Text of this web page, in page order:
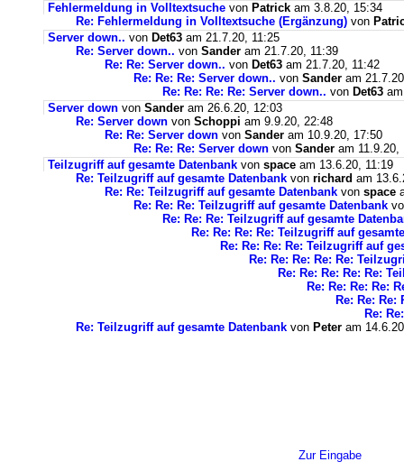
Fehlermeldung in Volltextsuche von Patrick am 3.8.20, 15:34
Re: Fehlermeldung in Volltextsuche (Ergänzung) von
Server down.. von Det63 am 21.7.20, 11:25
Re: Server down.. von Sander am 21.7.20, 11:39
Re: Re: Server down.. von Det63 am 21.7.20, 11:42
Re: Re: Re: Server down.. von Sander am
Re: Re: Re: Re: Server down.. von Det63
Server down von Sander am 26.6.20, 12:03
Re: Server down von Schoppi am 9.9.20, 22:48
Re: Re: Server down von Sander am 10.9.20, 17:50
Re: Re: Re: Server down von Sander am 11.9.20,
Teilzugriff auf gesamte Datenbank von space am 13.6.20, 11:19
Re: Teilzugriff auf gesamte Datenbank von richard am
Re: Re: Teilzugriff auf gesamte Datenbank von space
Re: Re: Re: Teilzugriff auf gesamte Datenbank
Re: Re: Re: Teilzugriff auf gesamte
Re: Re: Re: Re: Teilzugriff auf
Re: Re: Re: Re: Teilzugriff auf
Re: Re: Re: Re: Re:
Re: Re: Re: Re: Re:
Re: Re: Re: Re:
Re: Re: Re:
Re:
Re: Teilzugriff auf gesamte Datenbank von Peter am
Zur Eingabe